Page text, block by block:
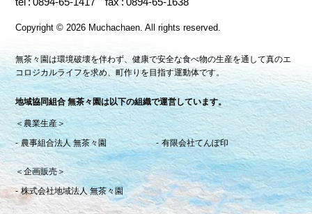
Copyright© 2026 Muchachaen.All rights reserved.
無茶々園は環境破壊を伴わず、健康で安全な食べ物の生産を通して真のエ
コロジカルライフを求め、町作りを目指す運動体です。
地域協同組合 無茶々園は以下の組織で運営しています。
＜農業生産＞
農事組合法人 無茶々園
有限会社てんぽ印
＜企画販売＞
株式会社地域法人 無茶々園